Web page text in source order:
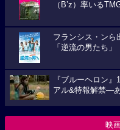
（B’z）率いる
フランシス・ンら
「逆流の男たち」
『ブルーヘロン
アル&特報解禁―
映